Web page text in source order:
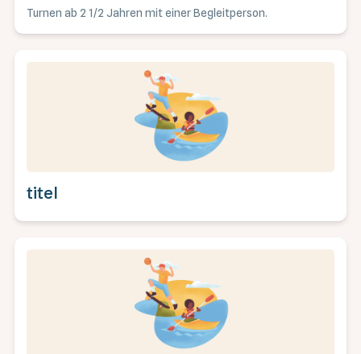
Turnen ab 2 1/2 Jahren mit einer Begleitperson.
titel